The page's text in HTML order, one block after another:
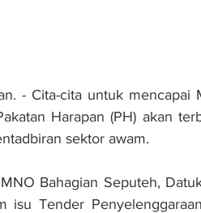
- Cita-cita untuk
Harapan (PH) akan
sektor awam.
Bahagian Seputeh,
isu Tender